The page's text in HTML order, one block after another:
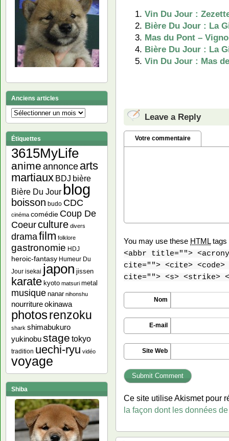
Vin Du Jour :
Bière Du Jour : La
Mas du Pont –
Bière Du Jour : La
Vin Du Jour : Mas
Leave a Reply
Votre commentaire
You may use these HTMLtags
<abbr title="">
cite=""> <cite> <code>
cite=""> <s> <strike>
Nom
E-mail
Site Web
Ce site utilise Akismet pour
la façon dont les données
Anciens articles
Anciens
articles
Étiquettes
3615MyLife
anime annonce arts
martiaux BDJ bière
Bière Du Jour blog
boisson budo CDC
cinéma comédie Coup De
Coeurculture divers
dramafilm folklore
gastronomie HDJ
heroic-fantasy Humeur Du
Jour isekai japon jissen
karate kyoto matsuri metal
musique nanar nihonshu
nourritureokinawa
photosrenzoku
shark shimabukuro
yukinobustage tokyo
tradition uechi-ryu vidéo
voyage
Shiba